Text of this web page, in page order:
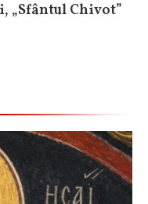
„Sfântul Chivot”